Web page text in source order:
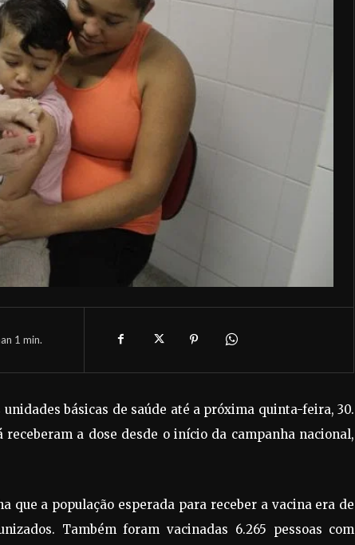
1 min.
básicas de saúde até a próxima quinta-feira, 30.
a dose desde o início da campanha nacional,
que a população esperada para receber a vacina era de
Também foram vacinadas 6.265 pessoas com